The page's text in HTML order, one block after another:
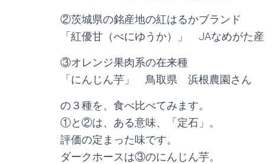
②茨城県の銘産地の紅はるかブランド
「紅優甘（べにゆうか）」 JAなめがた産
③オレンジ果肉系の在来種
「にんじん芋」 鳥取県 浜根農園さん
の３種を、食べ比べてみます。
①と②は、ある意味、「定石」。
評価の定まった味です。
ダークホースは③のにんじん芋。